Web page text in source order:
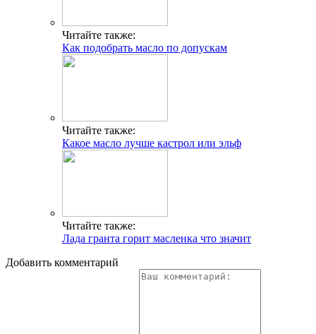
Читайте также:
Как подобрать масло по допускам
Читайте также:
Какое масло лучше кастрол или эльф
Читайте также:
Лада гранта горит масленка что значит
Добавить комментарий